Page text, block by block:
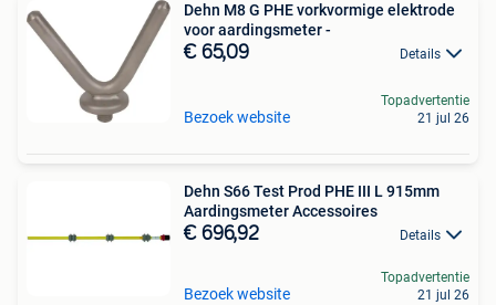
Dehn M8 G PHE vorkvormige elektrode
voor aardingsmeter -
€ 65,09 Details
Bezoek website
Topadvertentie
21 jul 26
Dehn S66 Test Prod PHE III L 915mm
Aardingsmeter Accessoires
€ 696,92 Details
Bezoek website
Topadvertentie
21 jul 26